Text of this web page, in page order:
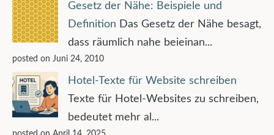
Gesetz der Nähe: Beispiele und
Definition Das Gesetz der Nähe besagt,
dass räumlich nahe beieinan...
posted on Juni 24, 2010
Hotel-Texte für Website schreiben
Texte für Hotel-Websites zu schreiben,
bedeutet mehr al...